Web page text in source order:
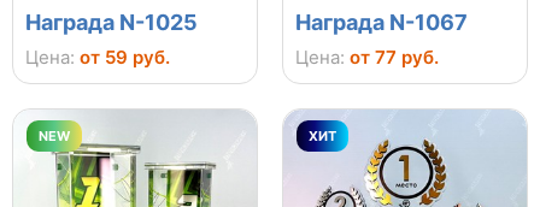
Награда N-1025
Цена: от 59 руб.
Награда N-1067
Цена: от 77 руб.
NEW ХИТ